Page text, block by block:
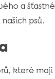
a
psů.
které